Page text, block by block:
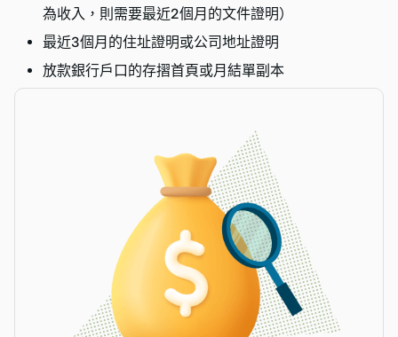
為收入，則需要最近2個月的文件證明）
最近3個月的住址證明或公司地址證明
放款銀行戶口的存摺首頁或月結單副本